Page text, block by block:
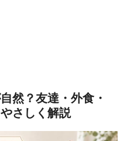
然？友達・外食・
さしく解説